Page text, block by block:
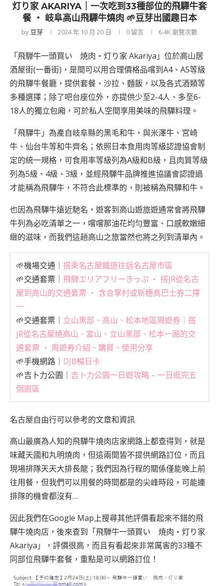
灯り家 AKARIYA｜一次吃到33種部位的飛驒牛套
餐 ‧ 岐阜高山飛驒牛燒肉 🌱豆芽出國趣日本
by 豆芽 2024 年 10 月 20 日 0 留言 6.4K瀏覽次數
「飛騨牛一頭買い 焼肉・灯り家 Akariya」位於高山居
酒屋街(一番街)，是間可以用合理價格品嚐到A4、A5等級
的飛驒牛餐廳，提供套餐、沙拉、麵飯，以及各式酒類等
多種選擇；除了吧台座位外，亦提供少至2-4人、多至6-
18人的獨立包廂，可於私人空間享用美味的飛驒料理。
「飛驒牛」為產自岐阜縣的黑毛和牛，與米澤牛、宮崎
牛、仙台牛等和牛齊名；依照日本食用肉等級認證協會制
定的統一規格，可食用率等級列為A級和B級，且肉質等級
列為5級、4級、3級，並經飛驒牛品牌推進協議會認證過
才能稱為飛驒牛，不符合此標準的，則被稱為飛驒和牛。
也因為飛驒牛遠近馳名，遊客到高山遊旅遊通常會將飛驒
牛列為必吃清單之一，嚐嚐那油花均勻豐富、口感軟嫩細
緻的滋味，而我們這趟高山之旅當然也將之列到清單內。
🌱機場交通｜ 搭乘名古屋鐵道往返名古屋市區
🌱交通套票｜ 飛騨エリアフリーきっぷ ‧ 搭JR從名古
屋到高山的交通套票 ‧ 含合掌村或新穗高巴士券二擇
一
🌱交通套票｜ 立山黑部、高山、松本地區周遊券｜搭
JR從名古屋繞高山、富山、立山黑部、松本一圈的交
通套票 ‧ 周遊券介紹、購買、使用分享
🌱手機網路｜ DJB暢日卡
🌱吉卜力公園｜ 吉卜力公園一日遊攻略 – 一日逛完五
個園區
名古屋自由行可以參考的文章和資訊
高山最廣為人知的飛驒牛燒肉店家網路上都查得到，就是
味藏天國和丸明燒肉，但這兩間皆不提供網路訂位，而且
現場排隊天天大排長龍；我們因為行程的關係僅能晚上前
往用餐，但我們可以用餐的時間都是的尖峰時段，可能連
排隊的機會都沒有…
因此我們在Google Map上搜尋其他評價看起來不錯的飛
驒牛燒肉店，後來查到「飛騨牛一頭買い 焼肉・灯り家
Akariya」，評價很高，而且有看起來非常厲害的33種不
同部位飛驒牛套餐，重點是可以網路訂位！